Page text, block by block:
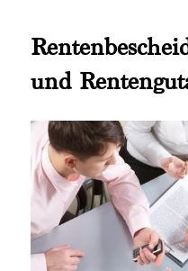
und